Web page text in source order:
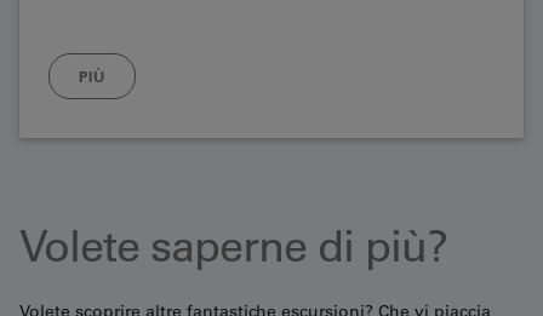
PIÙ
Volete saperne di più?
Volete scoprire altre fantastiche escursioni? Che vi piaccia